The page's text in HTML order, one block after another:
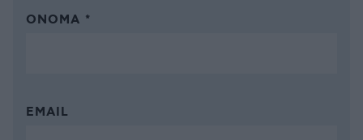
ΌΝΟΜΑ *
EMAIL